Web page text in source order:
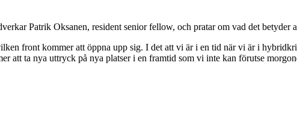
Patrik Oksanen, resident senior fellow, och pratar om vad det betyder
front kommer att öppna upp sig. I det att vi är i en tid när vi är i
att ta nya uttryck på nya platser i en framtid som vi inte kan förutse